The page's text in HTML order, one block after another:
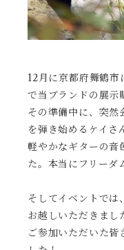
12月に京都府舞鶴市
で当ブランドの展示
その準備中に、突然
を弾き始めるケイさ
軽やかなギターの音
た。本当にフリーダ
そしてイベントでは
お越しいただきまし
ご参加いただいた皆